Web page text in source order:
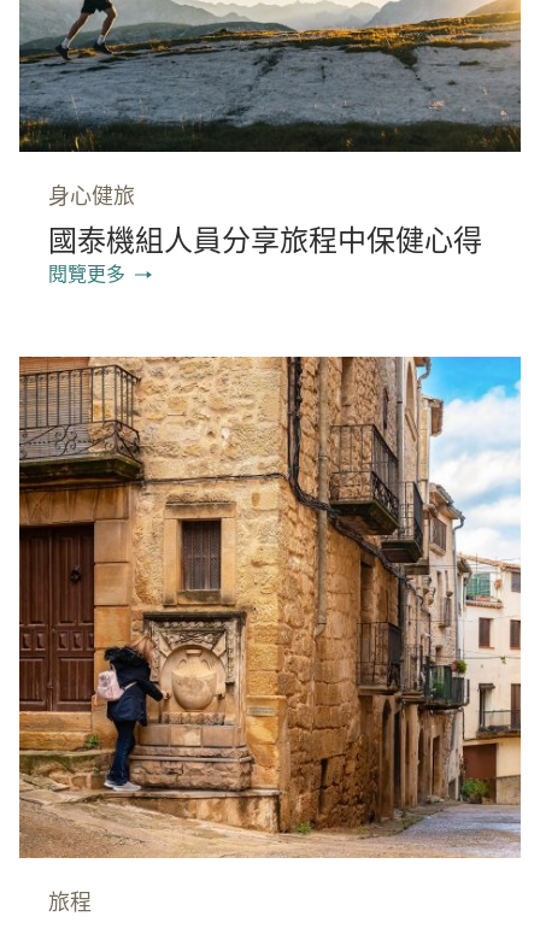
身心健旅
國泰機組人員分享旅程中保健心得
閱覽更多
旅程